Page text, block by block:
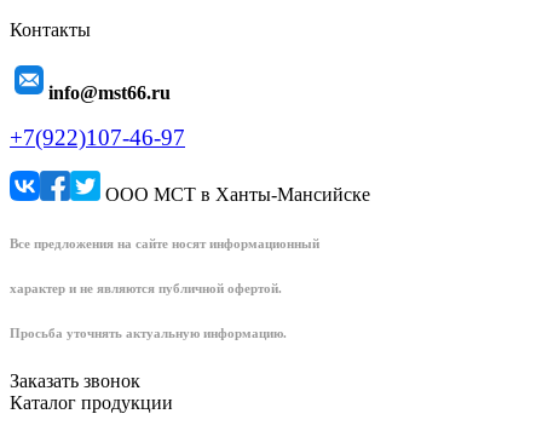
Контакты
info@mst66.ru
+7(922)107-46-97
ООО МСТ в Ханты-Мансийске
Все предложения на сайте носят информационный
характер и не являются публичной офертой.
Просьба уточнять актуальную информацию.
Заказать звонок
Каталог продукции